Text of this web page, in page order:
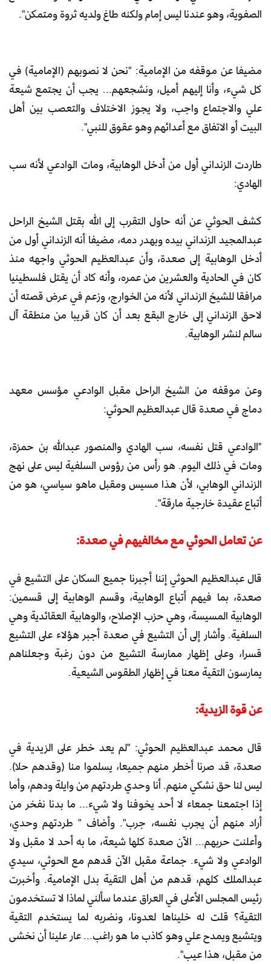
الصفوية، وهو عندنا ليس إمام ولكنه طاغ ولديه ثروة ومتمكن".
مضيفا عن موقفه من الإمامية: "نحن لا نصوبهم (الإمامية) في
كل شيء، وأنا إليهم أميل، ونشجعهم... يجب أن يجتمع شيعة
علي والاجتماع واجب، ولا يجوز الاختلاف والتعصب بين أهل
البيت أو الاتفاق مع أعدائهم وهو عقوق للنبي".
طاردت الزنداني أول من أدخل الوهابية، ومات الوادعي لأنه سب
الهادي:
كشف الحوثي عن أنه حاول التقرب إلى الله بقتل الشيخ الراحل
عبدالمجيد الزنداني بيده وبهدر دمه، مضيفا أنه الزنداني أول من
أدخل الوهابية إلى صعدة، وأن عبدالعظيم الحوثي واجهه منذ
كان في الحادية والعشرين من عمره، وأنه كاد أن يقتل فلسطينيا
مرافقا للشيخ الزنداني لأنه من الخوارج، وزعم في عرض قصته أن
لاحق الزنداني إلى خارج البقع بعد أن كان قريبا من منطقة آل
سالم لنشر الوهابية.
وعن موقفه من الشيخ الراحل مقبل الوادعي مؤسس معهد
دماج في صعدة قال عبدالعظيم الحوثي:
"الوادعي قتل نفسه، سب الهادي والمنصور عبدالله بن حمزة،
ومات في ذلك اليوم. هو رأس من رؤوس السلفية ليس على نهج
الزنداني الوهابي، لأن هذا مسيس ومقبل ماهو سياسي، هو من
أتباع عقيدة خارجية مارقة".
عن تعامل الحوثي مع مخالفيهم في صعدة:
قال عبدالعظيم الحوثي إننا أجبرنا جميع السكان على التشيع في
صعدة، بما فيهم أتباع الوهابية، وقسم الوهابية إلى قسمين:
الوهابية المسيسة، وهي حزب الإصلاح، والوهابية العقائدية وهي
السلفية. وأشار إلى أن التشيع في صعدة أجبر هؤلاء على التشيع
قسرا، وعلى إظهار ممارسة التشيع من دون رغبة وجعلناهم
يمارسون التقية معنا في إظهار الطقوس الشيعية.
عن قوة الزيدية:
قال محمد عبدالعظيم الحوثي: "لم يعد خطر على الزيدية في
صعدة، قد صرنا أخطر منهم جميعا، يسلموا منا (وقدهم حلا).
ليس لنا حق نشكي منهم. أنا وحدي طردتهم من وايلة ودهم، وأما
إذا اجتمعنا جمعاء لا أحد يخوفنا ولا شيء... ما بدنا نفخر من
أراد منهم أن يجرب نفسه، جرب". وأضاف " طردتهم وحدي،
وأعلنت حربهم... الآن صعدة كلها شيعة، ما به أحد لا مقبل ولا
الوادعي ولا شيء. جماعة مقبل الآن قدهم مع الحوثي، سيدي
عبدالملك كلهم، قدهم من أهل التقية بدل الإمامية. وأخبرت
رئيس المجلس الأعلى في العراق عندما سألني لماذا لا تستخدمون
التقية؟ قلت له خليناها لعدونا، ونضربه لما يستخدم التقية
ويتشيع ويمدح علي وهو كاذب ما هو راغب... عار علينا أن نخشى
من مقبل، هذا عيب".